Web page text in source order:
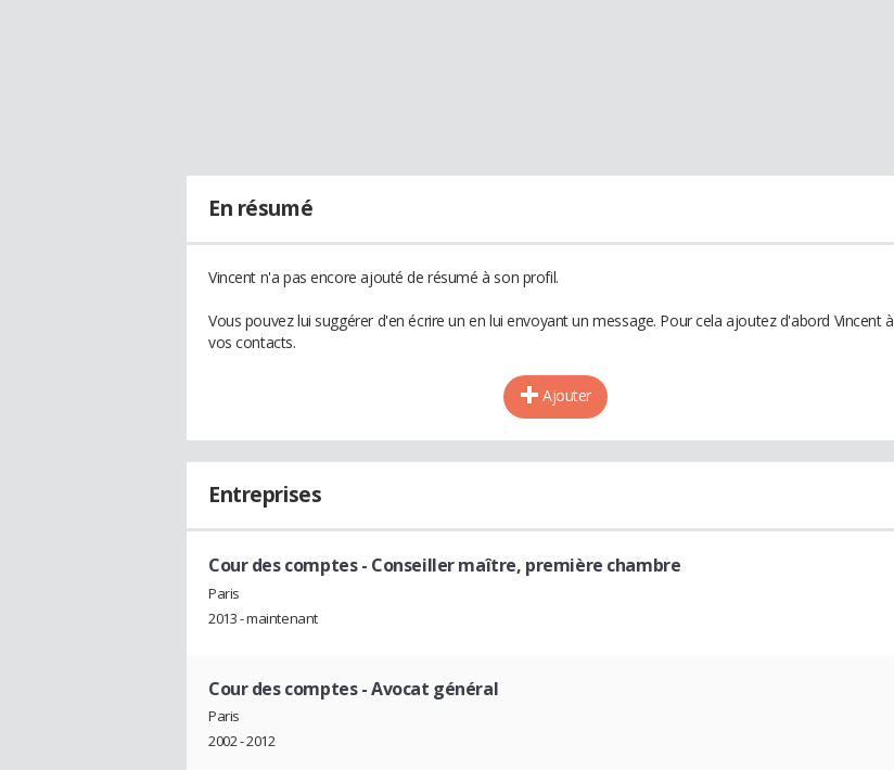
En résumé
Vincent n'a pas encore ajouté de résumé à son profil.
Vous pouvez lui suggérer d'en écrire un en lui envoyant un message. Pour cela ajoutez d'abord Vincent à
vos contacts.
Ajouter
Entreprises
Cour des comptes- Conseiller maître, première chambre
Paris
2013 - maintenant
Cour des comptes- Avocat général
Paris
2002 - 2012